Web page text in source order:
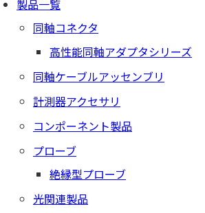
製品一覧
同軸コネクタ
高性能同軸アダプタシリーズ
同軸ケーブルアッセンブリ
計測器アクセサリ
コンポーネント製品
プローブ
絶縁型プローブ
光関連製品